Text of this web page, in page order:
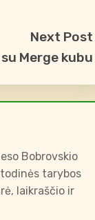
Next Post
Merge kubu
Bobrovskio
tarybos
laikraščio ir